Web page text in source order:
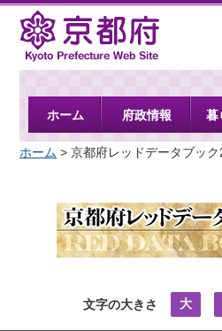
京都府
ホーム 府政情報 暮
ホーム > 京都府レッドデータブッ
文字の大きさ 大